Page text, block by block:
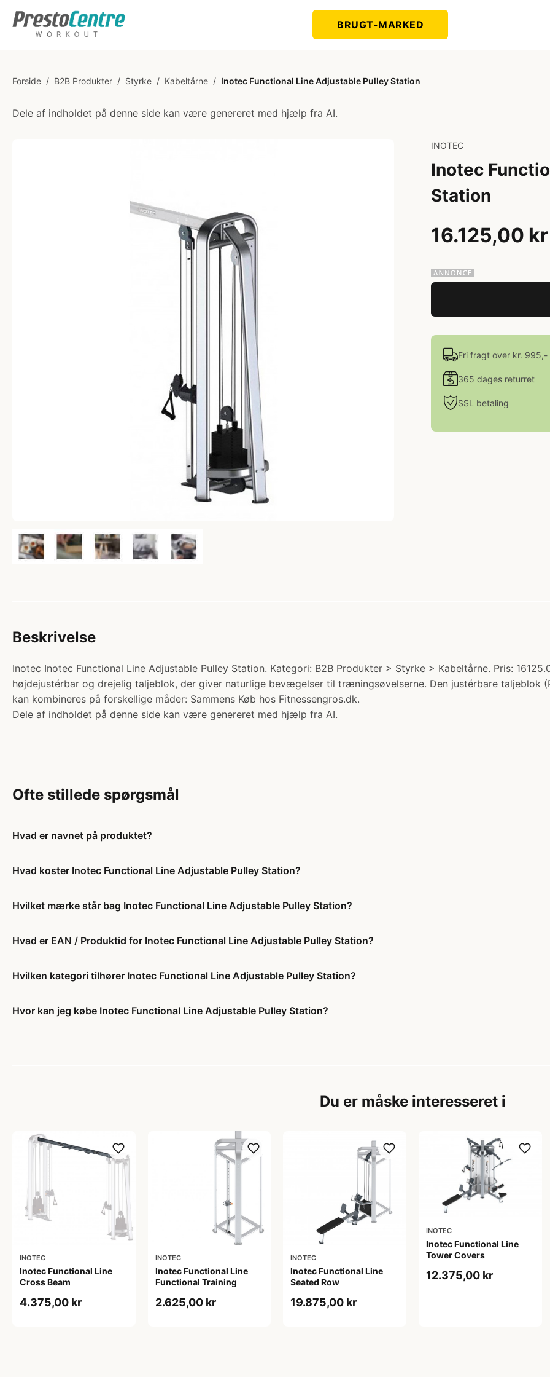
BRUGT-MARKED
Forside / B2B Produkter / Styrke / Kabeltårne / Inotec Functional Line Adjustable Pulley Station
Dele af indholdet på denne side kan være genereret med hjælp fra AI.
INOTEC
Inotec
Station
16.125,00 kr
Fri fragt over kr. 995,-
365 dages returret
SSL betaling
Beskrivelse
Inotec Inotec Functional Line Adjustable Pulley Station. Kategori: B2B Produkter > Styrke > Kabeltårne. Pris:
højdejustérbar og drejelig taljeblok, der giver naturlige bevægelser til træningsøvelserne. Den justérbare taljeblok
kan kombineres på forskellige måder: Sammens Køb hos Fitnessengros.dk.
Dele af indholdet på denne side kan være genereret med hjælp fra AI.
Ofte stillede spørgsmål
Hvad er navnet på produktet?
Hvad koster Inotec Functional Line Adjustable Pulley Station?
Hvilket mærke står bag Inotec Functional Line Adjustable Pulley Station?
Hvad er EAN / Produktid for Inotec Functional Line Adjustable Pulley Station?
Hvilken kategori tilhører Inotec Functional Line Adjustable Pulley Station?
Hvor kan jeg købe Inotec Functional Line Adjustable Pulley Station?
Du er måske interesseret i
INOTEC
Inotec Functional Line
Cross Beam
4.375,00 kr
INOTEC
Inotec Functional Line
Functional Training
2.625,00 kr
INOTEC
Inotec Functional Line
Seated Row
19.875,00 kr
INOTEC
Inotec Functional Line
Tower Covers
12.375,00 kr